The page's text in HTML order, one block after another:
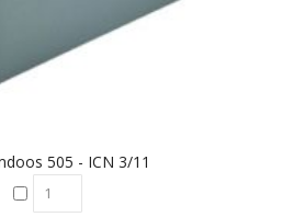
505 - ICN 3/11